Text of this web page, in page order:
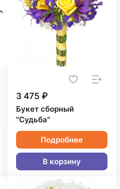
3 475 ₽
Букет сборный
"Судьба"
Подробнее
В корзину